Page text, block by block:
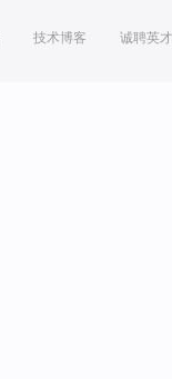
技术博客 诚聘英才